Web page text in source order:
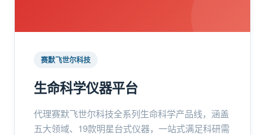
赛默飞世尔科技
生命科学仪器平台
代理赛默飞世尔科技全系列生命科学产品线，涵盖
五大领域、19款明星台式仪器，一站式满足科研需